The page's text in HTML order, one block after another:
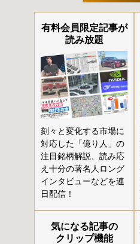
有料会員限定記事が
読み放題
刻々と変化する市場に
対応した「億り人」の
注目銘柄解説、読み応
え十分の著名人ロング
インタビューなどを連
日配信！
気になる記事の
クリップ機能